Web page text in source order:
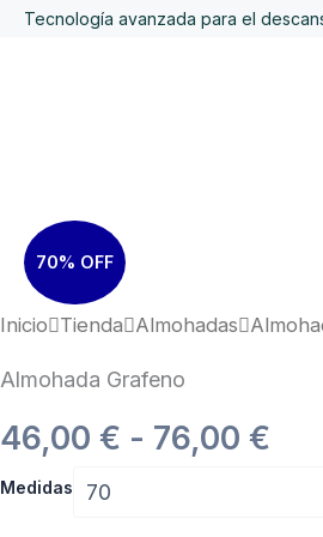
Tecnología avanzada para el
70% OFF
Inicio Tienda Almohadas
Almohada Grafeno
46,00 € - 76,00 €
Medidas